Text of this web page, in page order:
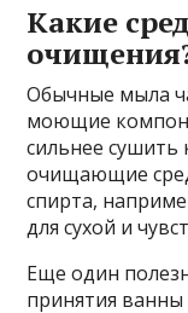
Какие
Обычные мыла
моющие
сильнее сушить
очищающие
спирта,
для сухой и
Еще один
принятия